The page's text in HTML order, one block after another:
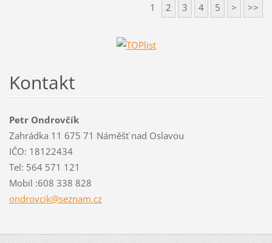
1 2 3 4 5 > >>
Kontakt
Petr Ondrovčík
Zahrádka 11 675 71 Náměšť nad Oslavou
IČO: 18122434
Tel: 564 571 121
Mobil :608 338 828
ondrovcik@seznam.cz